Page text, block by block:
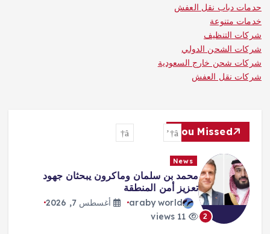
حدمات دباب نقل العفش
خدمات متنوعة
شركات التنظيف
شركات الشحن الدولي
شركات شحن خارج السعودية
شركات نقل العفش
You Missed
3
News
لاعبتان إيرانيتان تحصلان على الجنسية
الأسترالية بعد لجوئهما الإنساني
araby world
أغسطس 7, 2026